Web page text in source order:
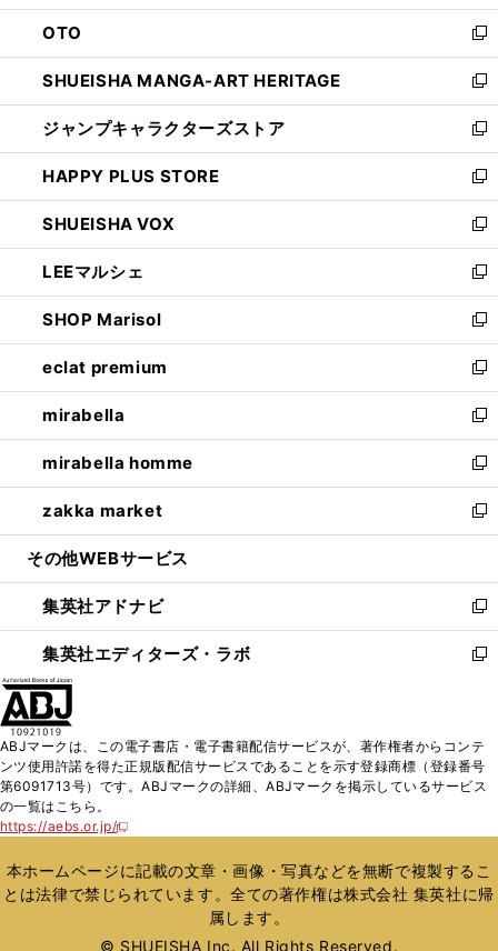
ウ
で
開
く
ン
ド
ウ
で
開
く
OTO
新
し
い
ウ
ィ
ン
ド
ウ
で
開
く
SHUEISHA MANGA-ART HERITAGE
新
し
い
ウ
ィ
ン
ド
ウ
で
開
く
ジャンプキャラクターズストア
新
し
い
ウ
ィ
ン
ド
ウ
で
開
く
HAPPY PLUS STORE
新
し
い
ウ
ィ
ン
ド
ウ
で
開
く
SHUEISHA VOX
新
し
い
ウ
ィ
ン
ド
ウ
で
開
く
LEEマルシェ
新
し
い
ウ
ィ
ン
ド
ウ
で
開
く
SHOP Marisol
新
し
い
ウ
ィ
ン
ド
ウ
で
開
eclat premium
新
し
い
ウ
ィ
ン
ド
ウ
開
く
mirabella
新
し
い
ウ
ィ
ン
ウ
で
開
く
mirabella homme
新
し
い
ウ
ン
ド
ウ
で
zakka market
新
し
ウ
ィ
ン
ド
く
その他WEBサービス
集英社アドナビ
新
し
い
ド
ウ
で
集英社エディターズ・ラボ
新
ィ
ン
ド
開
く
ABJマークは、この電子書店・電子書籍配信サービスが、著作権者からコンテ
ンツ使用許諾を得た正規版配信サービスであることを示す登録商標（登録番号
第6091713号）です。ABJマークの詳細、ABJマークを掲示しているサービス
の一覧はこちら。
https://aebs.or.jp/
新
い
ウ
ィ
本ホームページに記載の文章・画像・写真などを無断で複製するこ
とは法律で禁じられています。全ての著作権は株式会社 集英社に帰
属します。
© SHUEISHA Inc. All Rights Reserved.